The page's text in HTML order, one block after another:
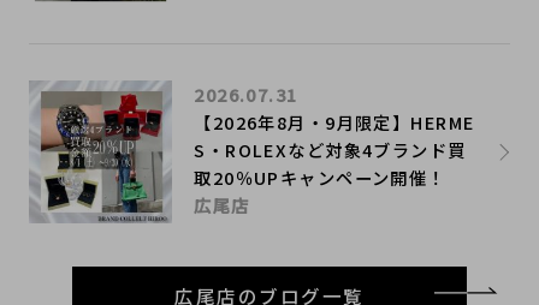
【2026年8月・9月限定】HERME
S・ROLEXなど対象4ブランド買
取20％UPキャンペーン開催！
2026.07.31
広尾店
広尾店のブログ一覧